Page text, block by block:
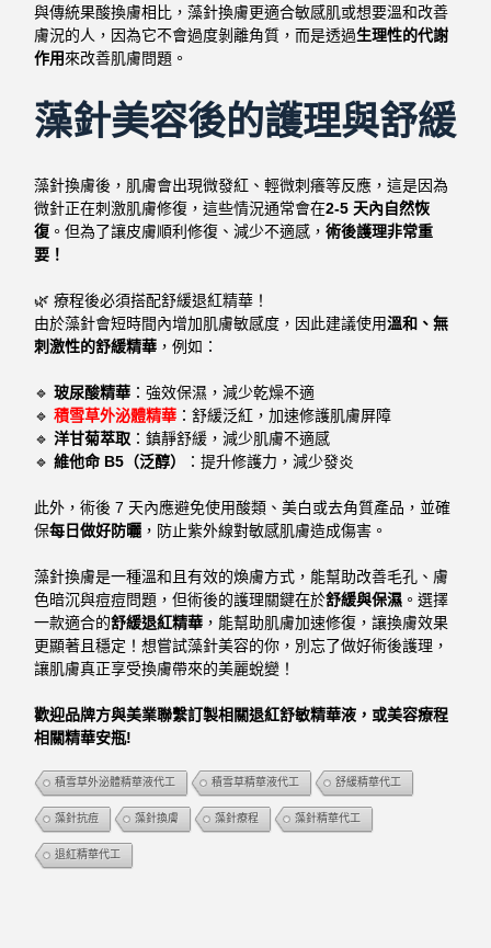
與傳統果酸換膚相比，藻針換膚更適合敏感肌或想要溫和改善
膚況的人，因為它不會過度剝離角質，而是透過生理性的代謝
作用來改善肌膚問題。
藻針美容後的護理與舒緩
藻針換膚後，肌膚會出現微發紅、輕微刺癢等反應，這是因為
微針正在刺激肌膚修復，這些情況通常會在2-5 天內自然恢
復 。但為了讓皮膚順利修復、減少不適感，術後護理非常重
要！
🌿 療程後必須搭配舒緩退紅精華！
由於藻針會短時間內增加肌膚敏感度，因此建議使用溫和、無
刺激性的舒緩精華 ，例如：
🔹玻尿酸精華 ：強效保濕，減少乾燥不適
🔹 積雪草外泌體精華 ：舒緩泛紅，加速修護肌膚屏障
🔹洋甘菊萃取 ：鎮靜舒緩，減少肌膚不適感
🔹維他命 B5（泛醇） ：提升修護力，減少發炎
此外，術後 7 天內應避免使用酸類、美白或去角質產品，並確
保每日做好防曬 ，防止紫外線對敏感肌膚造成傷害。
藻針換膚是一種溫和且有效的煥膚方式，能幫助改善毛孔、膚
色暗沉與痘痘問題，但術後的護理關鍵在於舒緩與保濕 。選擇
一款適合的舒緩退紅精華 ，能幫助肌膚加速修復，讓換膚效果
更顯著且穩定！想嘗試藻針美容的你，別忘了做好術後護理，
讓肌膚真正享受換膚帶來的美麗蛻變！
歡迎品牌方與美業聯繫訂製相關退紅舒敏精華液，或美容療程
相關精華安瓶!
積雪草外泌體精華液代工 積雪草精華液代工 舒緩精華代工
藻針抗痘 藻針換膚 藻針療程 藻針精華代工
退紅精華代工